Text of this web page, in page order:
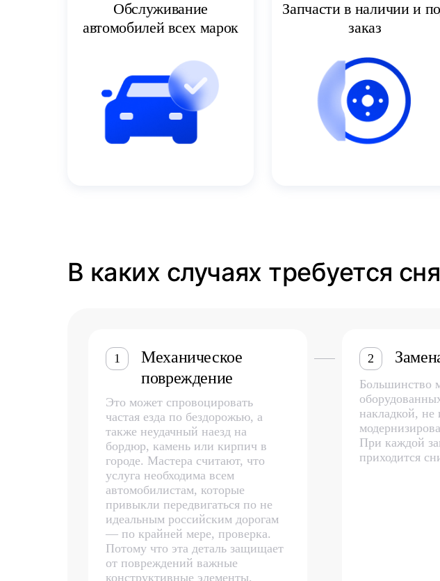
Обслуживание
автомобилей всех марок
Запчасти в наличии и
заказ
В каких случаях требуется
1
Механическое
повреждение
Это может спровоцировать
частая езда по бездорожью, а
также неудачный наезд на
бордюр, камень или кирпич в
городе. Мастера считают, что
услуга необходима всем
автомобилистам, которые
привыкли передвигаться по не
идеальным российским дорогам
— по крайней мере, проверка.
Потому что эта деталь защищает
от повреждений важные
конструктивные элементы,
2
Большинство
накладкой,
При каждой
приходится